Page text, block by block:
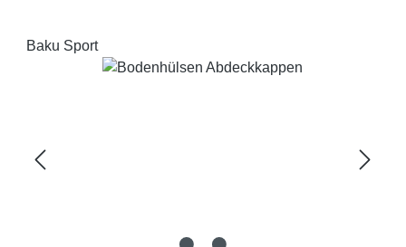
Baku Sport
Bildergalerie überspringen